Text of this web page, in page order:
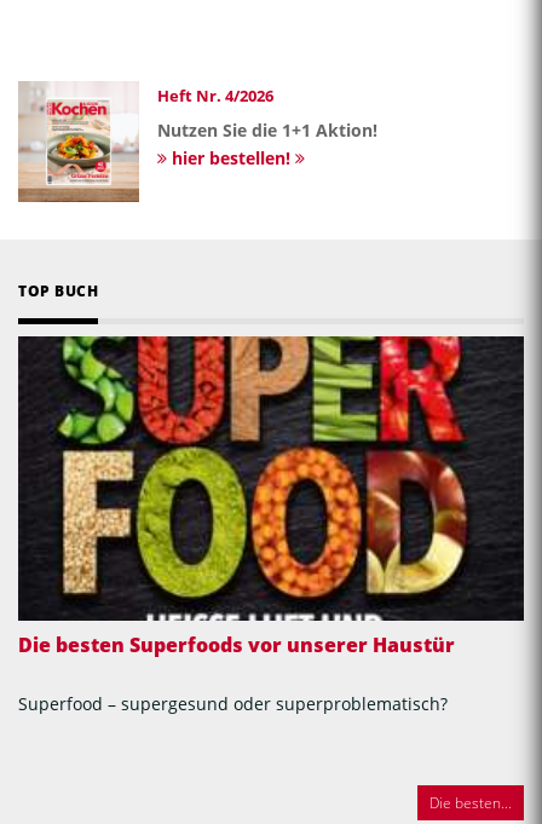
Heft Nr. 4/2026
Nutzen Sie die 1+1 Aktion!
hier bestellen!
TOP BUCH
Die besten Superfoods vor unserer Haustür
Superfood – supergesund oder superproblematisch?
Die besten...